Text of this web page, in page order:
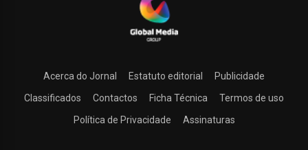
Acerca do Jornal Estatuto editorial
Publicidade
Classificados
Contactos Ficha Técnica
Termos de uso
Política de Privacidade
Assinaturas